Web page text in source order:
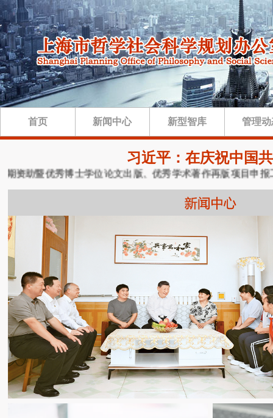
首页 新闻中心 新型智库 管理
习近平：在庆祝中国
助暨优秀博士学位论文出版、优秀学术著作再版项目申报工作